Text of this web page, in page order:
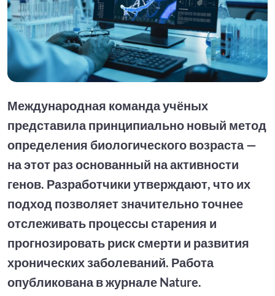
Международная команда учёных
представила принципиально новый метод
определения биологического возраста —
на этот раз основанный на активности
генов. Разработчики утверждают, что их
подход позволяет значительно точнее
отслеживать процессы старения и
прогнозировать риск смерти и развития
хронических заболеваний. Работа
опубликована в журнале Nature.